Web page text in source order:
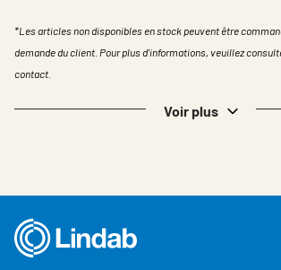
Identification
*Les articles non disponibles en stock peuvent être
demande du client. Pour plus d'informations, veuillez
contact.
Voir plus